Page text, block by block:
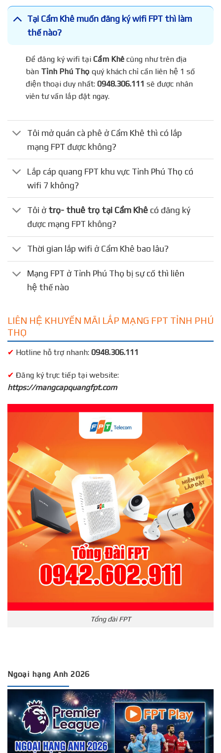
Tại Cẩm Khê muốn đăng ký wifi FPT thì làm
thế nào?
Để đăng ký wifi tạiCẩm Khêcũng như trên địa
bànTỉnh Phú Thọquý khách chỉ cần liên hệ 1 số
điện thoại duy nhất:0948.306.111 sẽ được nhân
viên tư vấn lắp đặt ngay.
Tôi mở quán cà phê ở Cẩm Khê thì có lắp
mạng FPT được không?
Lắp cáp quang FPT khu vực Tỉnh Phú Thọ có
wifi 7 không?
Tôi ở trọ- thuê trọ tại Cẩm Khê có đăng ký
được mạng FPT không?
Thời gian lắp wifi ở Cẩm Khê bao lâu?
Mạng FPT ở Tỉnh Phú Thọ bị sự cố thì liên
hệ thế nào
LIÊN HỆ KHUYẾN MÃI LẮP MẠNG FPT TỈNH PHÚ
THỌ
✔ Hotline hỗ trợ nhanh: 0948.306.111
✔ Đăng ký trực tiếp tại website:
https://mangcapquangfpt.com
Tổng đài FPT
Ngoại hạng Anh 2026